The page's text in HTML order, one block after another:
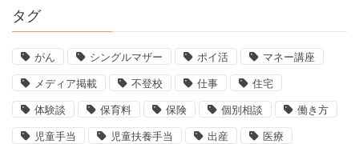
タグ
がん シングルマザー ポイ活 マネー講座
メディア掲載 不登校 仕事 住宅
体験談 保育料 保険 個別相談 働き方
児童手当 児童扶養手当 出産 医療